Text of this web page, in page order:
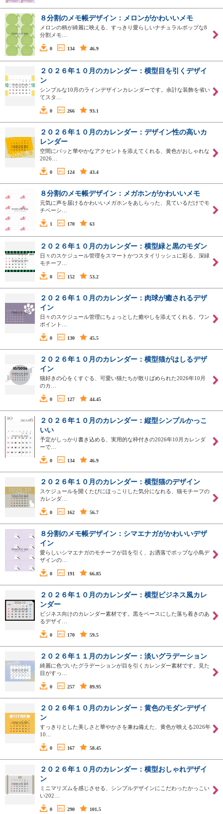
８分割のメモ帳デザイン：メロンがかわいいメモ
メロンの柄が綺麗に映える、すっきり愛らしいナチュラルポップな8
分割メモ…
0 134 46.9
２０２６年１０月のカレンダー：横型目を引くデザイ
ン
シンプルな10月のラインデザインカレンダーです。余計な装飾を省い
てスタ…
0 266 93.1
２０２６年１０月のカレンダー：デザイン性の高いカ
レンダー
空間にパッと華やかなアクセントを添えてくれる、黄色がおしゃれな
2026…
0 124 43.4
８分割のメモ帳デザイン：メガホンがかわいいメモ
元気に声を届けるかわいいメガホンをあしらった、見ているだけでモ
チベーシ…
1 170 63
２０２６年１０月のカレンダー：横型緑と黒のモダン
日々のスケジュール管理をスマートかつスタイリッシュに彩る、深緑
モチーフ…
0 152 53.2
２０２６年１０月のカレンダー：肉球が癒されるデザ
イン
日々のスケジュール管理にちょっとした癒やしを添えてくれる、ワン
ポイント…
0 130 45.5
２０２６年１０月のカレンダー：横型猫がはしるデザ
イン
猫好きの心をくすぐる、可愛い猫たちが散りばめられた2026年10月
のカ…
0 127 44.45
２０２６年１０月のカレンダー：縦型シンプルかっこ
いい
予定がしっかり書き込める、実用的な枠付きの2026年10月カレンダ
ーで…
0 134 46.9
２０２６年１０月のカレンダー：横型猫のデザイン
スケジュールを開くたびにほっこりした気分になれる、猫モチーフの
カレンダ…
0 162 56.7
８分割のメモ帳デザイン：シマエナガがかわいいデザ
イン
愛らしいシマエナガのモチーフが目を引く、お洒落でポップな小鳥デ
ザインの…
0 191 66.85
２０２６年１０月のカレンダー：横型ビジネス風カレ
ンダー
ビジネス向けのカレンダー素材です。黒をベースにした落ち着きのあ
るデザイ…
0 170 59.5
２０２６年１１月のカレンダー：淡いグラデーション
綺麗に色づいたグラデーションが目を引くカレンダー素材です。見た
目がすっ…
0 257 89.95
２０２６年１０月のカレンダー：黄色のモダンデザイ
ン
すっきりとした美しさと華やかさを兼ね備えた、黄色が映える2026年
10…
0 167 58.45
２０２６年１０月のカレンダー：横型おしゃれデザイ
ン
ミニマリズムを感じさせる、シンプルデザインにこだわったかっこい
い202…
0 290 101.5